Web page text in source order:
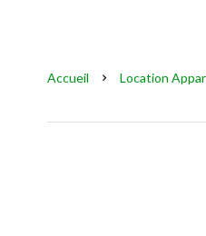
Accueil Location